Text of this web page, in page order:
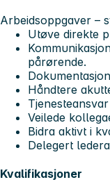
Arbeidsoppgaver –
Utøve direkte
pårørende.
Håndtere
Veilede
Bidra aktivt i
Delegert
Kvalifikasjoner